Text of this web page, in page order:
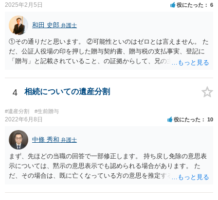
2025年2月5日 役にたった 6
和田 史郎 弁護士
①その通りだと思います。 ②可能性といのはゼロとは言えません。 た
だ、公証人役場の印を押した贈与契約書、贈与税の支払事実、登記に
「贈与」と記載されていること、の証拠からして、兄の主張は通らな
わなければ、遺産分割調停を申し立てて進めるのがベターのような気
がしますね。
4 相続についての遺産分割
#遺産分割 #生前贈与
2022年6月8日 役にたった 10
中條 秀和 弁護士
まず、先ほどの当職の回答で一部修正します。 持ち戻し免除の意思表
示については、黙示の意思表示でも認められる場合があります。 た
だ、その場合は、既に亡くなっている方の意思を推定することになり
持ち戻し免除の意思表示は書面で明確にしておいていただくべきとい